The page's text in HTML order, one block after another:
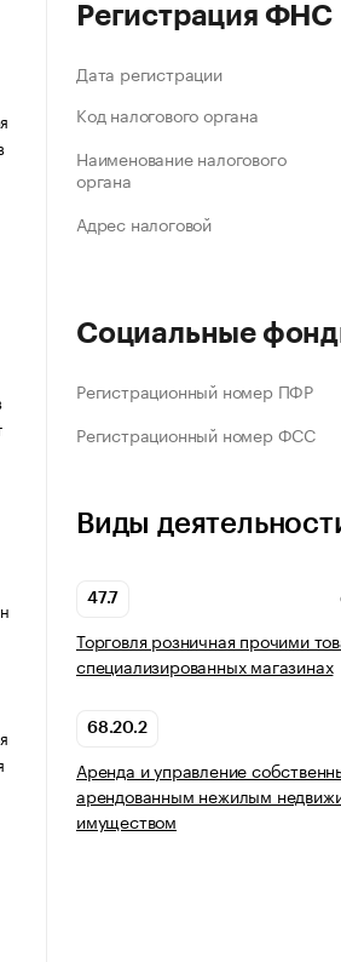
Регистрация ФНС
Дата регистрации
Код налогового органа
Наименование налогового
органа
Адрес налоговой
Социальные
Регистрационный номер ПФР
Регистрационный номер ФСС
Виды
47.7
Торговля розничная прочими
специализированных магазинах
68.20.2
Аренда и управление
арендованным нежилым
имуществом